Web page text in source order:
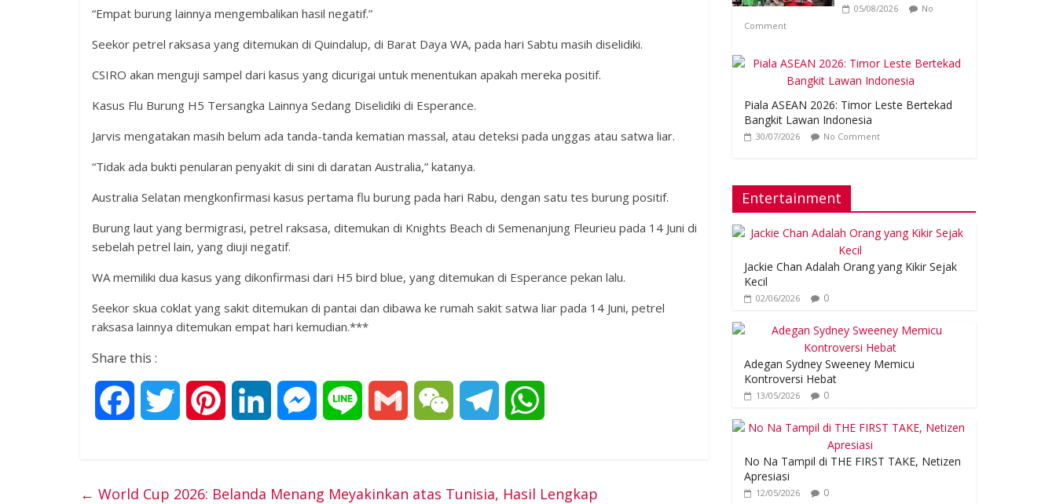
“Empat burung lainnya mengembalikan hasil negatif.”
Seekor petrel raksasa yang ditemukan di Quindalup, di Barat Daya WA, pada hari Sabtu masih diselidiki.
CSIRO akan menguji sampel dari kasus yang dicurigai untuk menentukan apakah mereka positif.
Kasus Flu Burung H5 Tersangka Lainnya Sedang Diselidiki di Esperance.
Jarvis mengatakan masih belum ada tanda-tanda kematian massal, atau deteksi pada unggas atau satwa liar.
“Tidak ada bukti penularan penyakit di sini di daratan Australia,” katanya.
Australia Selatan mengkonfirmasi kasus pertama flu burung pada hari Rabu, dengan satu tes burung positif.
Burung laut yang bermigrasi, petrel raksasa, ditemukan di Knights Beach di Semenanjung Fleurieu pada 14 Juni di
sebelah petrel lain, yang diuji negatif.
WA memiliki dua kasus yang dikonfirmasi dari H5 bird blue, yang ditemukan di Esperance pekan lalu.
Seekor skua coklat yang sakit ditemukan di pantai dan dibawa ke rumah sakit satwa liar pada 14 Juni, petrel
raksasa lainnya ditemukan empat hari kemudian.***
Share this :
M
← World Cup 2026: Belanda Menang Meyakinkan atas Tunisia, Hasil Lengkap
05/08/2026
No
Comment
Piala ASEAN 2026: Timor Leste Bertekad
Bangkit Lawan Indonesia
30/07/2026 No Comment
Entertainment
Jackie Chan Adalah Orang yang Kikir Sejak
Kecil
02/06/2026 0
Adegan Sydney Sweeney Memicu
Kontroversi Hebat
13/05/2026 0
No Na Tampil di THE FIRST TAKE, Netizen
Apresiasi
12/05/2026 0